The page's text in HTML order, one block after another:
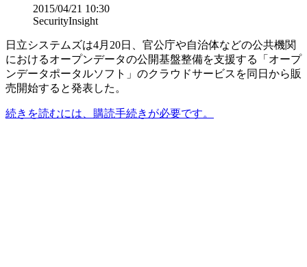
2015/04/21 10:30
SecurityInsight
日立システムズは4月20日、官公庁や自治体などの公共機関
におけるオープンデータの公開基盤整備を支援する「オープ
ンデータポータルソフト」のクラウドサービスを同日から販
売開始すると発表した。
続きを読むには、購読手続きが必要です。